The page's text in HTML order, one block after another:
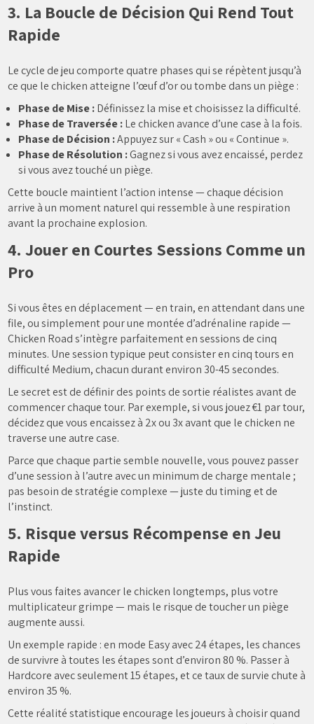
3. La Boucle de Décision Qui Rend Tout
Rapide
Le cycle de jeu comporte quatre phases qui se répètent jusqu’à
ce que le chicken atteigne l’œuf d’or ou tombe dans un piège :
Phase de Mise :Définissez la mise et choisissez la difficulté.
Phase de Traversée :Le chicken avance d’une case à la fois.
Phase de Décision :Appuyez sur « Cash » ou « Continue ».
Phase de Résolution :Gagnez si vous avez encaissé, perdez
si vous avez touché un piège.
Cette boucle maintient l’action intense — chaque décision
arrive à un moment naturel qui ressemble à une respiration
avant la prochaine explosion.
4. Jouer en Courtes Sessions Comme un
Pro
Si vous êtes en déplacement — en train, en attendant dans une
file, ou simplement pour une montée d’adrénaline rapide —
Chicken Road s’intègre parfaitement en sessions de cinq
minutes. Une session typique peut consister en cinq tours en
difficulté Medium, chacun durant environ 30-45 secondes.
Le secret est de définir des points de sortie réalistes avant de
commencer chaque tour. Par exemple, si vous jouez €1 par tour,
décidez que vous encaissez à 2x ou 3x avant que le chicken ne
traverse une autre case.
Parce que chaque partie semble nouvelle, vous pouvez passer
d’une session à l’autre avec un minimum de charge mentale ;
pas besoin de stratégie complexe — juste du timing et de
l’instinct.
5. Risque versus Récompense en Jeu
Rapide
Plus vous faites avancer le chicken longtemps, plus votre
multiplicateur grimpe — mais le risque de toucher un piège
augmente aussi.
Un exemple rapide : en mode Easy avec 24 étapes, les chances
de survivre à toutes les étapes sont d’environ 80 %. Passer à
Hardcore avec seulement 15 étapes, et ce taux de survie chute à
environ 35 %.
Cette réalité statistique encourage les joueurs à choisir quand